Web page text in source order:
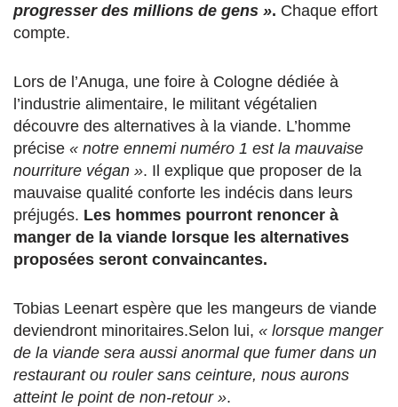
progresser des millions de gens ». Chaque effort
compte.
Lors de l’Anuga, une foire à Cologne dédiée à
l’industrie alimentaire, le militant végétalien
découvre des alternatives à la viande. L’homme
précise « notre ennemi numéro 1 est la mauvaise
nourriture végan ». Il explique que proposer de la
mauvaise qualité conforte les indécis dans leurs
préjugés. Les hommes pourront renoncer à
manger de la viande lorsque les alternatives
proposées seront convaincantes.
Tobias Leenart espère que les mangeurs de viande
deviendront minoritaires.Selon lui, « lorsque manger
de la viande sera aussi anormal que fumer dans un
restaurant ou rouler sans ceinture, nous aurons
atteint le point de non-retour ».